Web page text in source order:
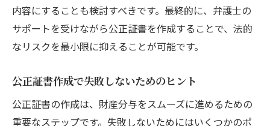
内容にすることも検討すべきです。最終的に、弁護士の
サポートを受けながら公正証書を作成することで、法的
なリスクを最小限に抑えることが可能です。
公正証書作成で失敗しないためのヒント
公正証書の作成は、財産分与をスムーズに進めるための
重要なステップです。失敗しないためにはいくつかのポ